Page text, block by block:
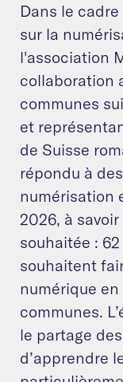
Dans le
sur la
l'association
collaboration
communes
et
de Suisse
répondu à
numérisation
2026, à
souhaitée :
souhaitent
numérique
communes.
le partage
d’apprendre